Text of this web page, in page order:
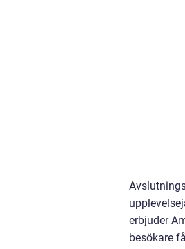
erbjuder
besökare